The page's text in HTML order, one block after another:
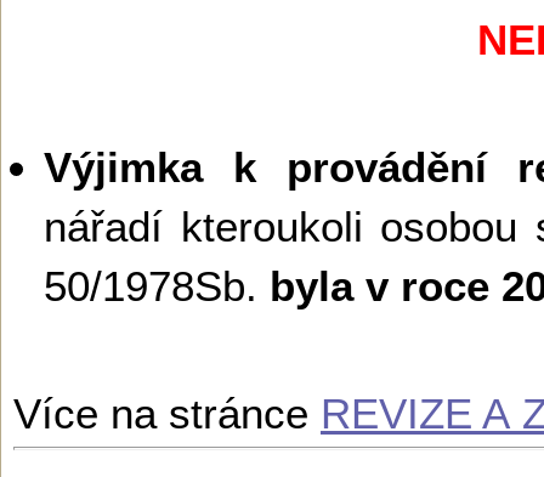
Výjimka k provádění
nářadí kteroukoli
50/1978Sb. byla v roce
Více na stránce REVIZE A